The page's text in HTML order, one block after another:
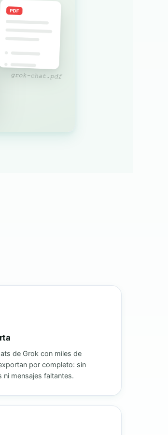
de Grok con miles de
por completo: sin
ni mensajes faltantes.